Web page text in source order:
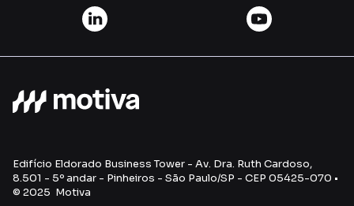
Edifício Eldorado Business Tower - Av. Dra. Ruth Cardoso,
8.501 - 5º andar - Pinheiros - São Paulo/SP - CEP 05425-070 •
© 2025 Motiva